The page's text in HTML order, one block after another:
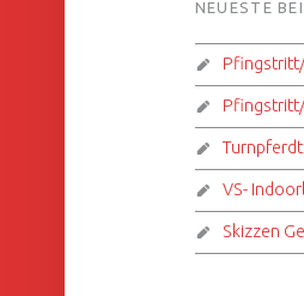
NEUESTE
VS-
Skizzen